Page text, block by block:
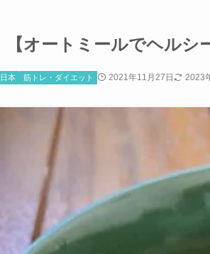
【オートミールでヘル
日本 筋トレ・ダイエット 2021年11月27日 2023